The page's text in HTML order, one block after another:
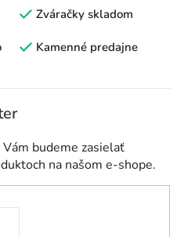
p
v
ý
n
e
Zváračky skladom
Kamenné predajne
budeme zasielať
na našom e-shope.